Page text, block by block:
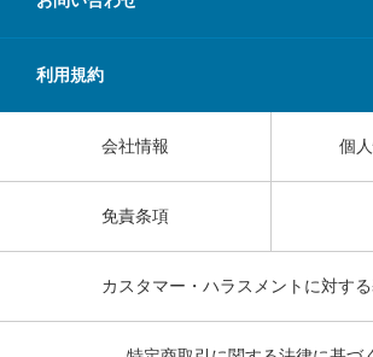
利用規約
会社情報 個
カスタマー・ハラスメントに対す
免責条項